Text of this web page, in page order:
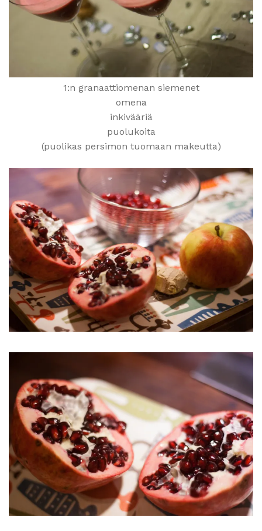
1:n granaattiomenan siemenet
omena
inkivääriä
puolukoita
(puolikas persimon tuomaan makeutta)